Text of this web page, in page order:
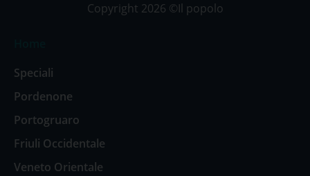
Copyright 2026 ©Il popolo
Speciali
Pordenone
Portogruaro
Friuli Occidentale
Veneto Orientale